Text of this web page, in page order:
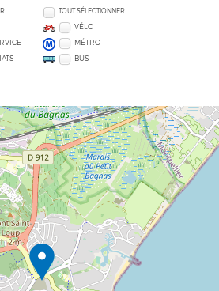
TOUT SÉLECTIONNER
VÉLO
MÉTRO
BUS